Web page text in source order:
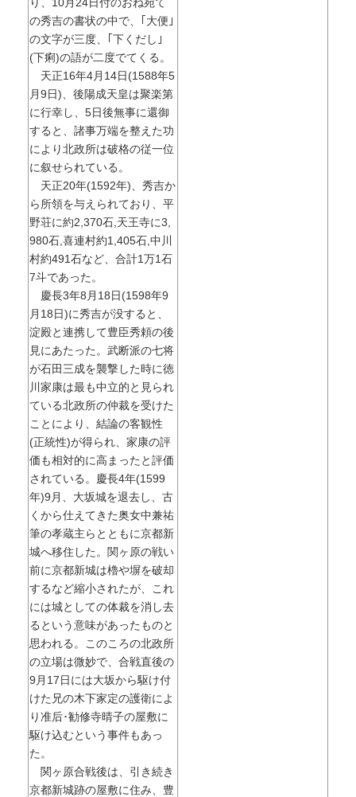
の秀吉の書状の中で、｢大便｣
の文字が三度、｢下くだし｣
(下痢)の語が二度でてくる。
天正16年4月14日(1588年5
月9日)、後陽成天皇は聚楽第
に行幸し、5日後無事に還御
すると、諸事万端を整えた功
により北政所は破格の従一位
に叙せられている。
天正20年(1592年)、秀吉か
ら所領を与えられており、平
野荘に約2,370石,天王寺に3,
980石,喜連村約1,405石,中川
村約491石など、合計1万1石
7斗であった。
慶長3年8月18日(1598年9
月18日)に秀吉が没すると、
淀殿と連携して豊臣秀頼の後
見にあたった。武断派の七将
が石田三成を襲撃した時に徳
川家康は最も中立的と見られ
ている北政所の仲裁を受けた
ことにより、結論の客観性
(正統性)が得られ、家康の評
価も相対的に高まったと評価
されている。慶長4年(1599
年)9月、大坂城を退去し、古
くから仕えてきた奥女中兼祐
筆の孝蔵主らとともに京都新
城へ移住した。関ヶ原の戦い
前に京都新城は櫓や塀を破却
するなど縮小されたが、これ
には城としての体裁を消し去
るという意味があったものと
思われる。このころの北政所
の立場は微妙で、合戦直後の
9月17日には大坂から駆け付
けた兄の木下家定の護衛によ
り准后･勧修寺晴子の屋敷に
駆け込むという事件もあっ
た。
関ヶ原合戦後は、引き続き
京都新城跡の屋敷に住み、豊